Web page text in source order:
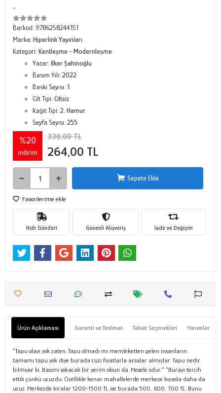
-
Barkod: 9786258244151
Marka: Hiperlink Yayınları
Kategori: Kentleşme - Modernleşme
Yazar: İlker Şahinoğlu
Basım Yılı: 2022
Baskı Sayısı: 1
Cilt Tipi: Ciltsiz
Kağıt Tipi: 2. Hamur
Sayfa Sayısı: 255
%20
indirim
330,00 TL
264,00 TL
Sepete Ekle
Favorilerime ekle
Hızlı Gönderi Güvenli Alışveriş İade ve Değişim
Ürün Açıklaması Garanti ve Teslimat Taksit Seçenekleri Yorumlar
“Tapu olayı yok zaten. Tapu olmadı mı memleketten gelen insanların
tamamı tapu yok diye burada cüzi fiyatlarla arsalar almışlar. Tapu nedir
bilmiyor ki. Basımı sokacak bir yerim olsun da. Mesele odur.” “Burayı tercih
ettik çünkü ucuzdu. Özellikle kenar mahallelerde merkeze kıyasla daha da
ucuz. Merkezde kiralar 1200-1500 TL ise burada 500, 600, 700 TL. Bunu